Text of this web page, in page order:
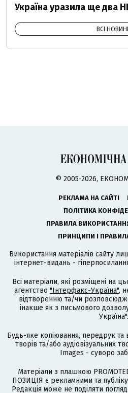
Україна уразила ще два
ВСІ
© 2005-2026,
РЕКЛАМА НА САЙТІ
ПОЛІТИКА
ПРАВИЛА
ПРИНЦИПИ І
Використання матеріалів сайту
інтернет-видань -
Всі матеріали, які розміщені на
агентство "Інтерфакс-Україна",
відтворенню та/чи
інакше як з письмового
Україна".
Будь-яке копіювання, передрук та
творів та/або аудіовізуальних
Images - суворо
Матеріали з плашкою
ПОЗИЦІЯ є рекламними та
Редакція може не поділяти